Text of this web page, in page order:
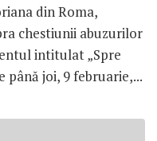
din Roma,
chestiunii abuzurilor
intitulat „Spre
până joi, 9 februarie,...